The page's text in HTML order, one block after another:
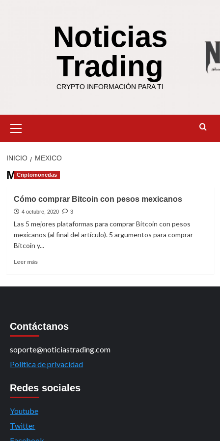
Noticias
Trading
CRYPTO INFORMACIÓN PARA TI
primario
INICIO MEXICO
Mexico
Criptomonedas
Cómo comprar Bitcoin con pesos mexicanos
4 octubre, 2020 3
Las 5 mejores plataformas para comprar Bitcoin con pesos
mexicanos (al final del artículo). 5 argumentos para comprar
Bitcoin y...
Leer másLeer
Cómo
pesos
mexicanos
Contáctanos
soporte@noticiastrading.com
Política de privacidad
Redes sociales
Youtube
Twitter